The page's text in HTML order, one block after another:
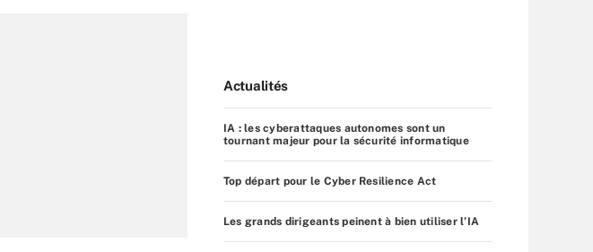
Actualités
IA : les cyberattaques autonomes sont un
tournant majeur pour la sécurité informatique
Top départ pour le Cyber Resilience Act
Les grands dirigeants peinent à bien utiliser l’IA